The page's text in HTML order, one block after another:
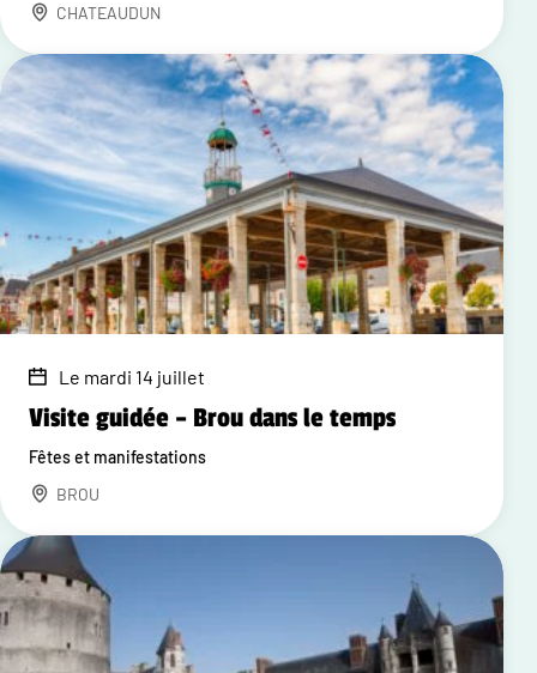
CHATEAUDUN
Le mardi 14 juillet
Visite guidée – Brou dans le temps
Fêtes et manifestations
BROU